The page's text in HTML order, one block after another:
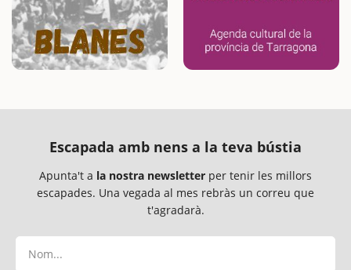
Escapada amb nens a la teva bústia
Apunta't a la nostra newsletter per tenir les millors
escapades. Una vegada al mes rebràs un correu que
t'agradarà.